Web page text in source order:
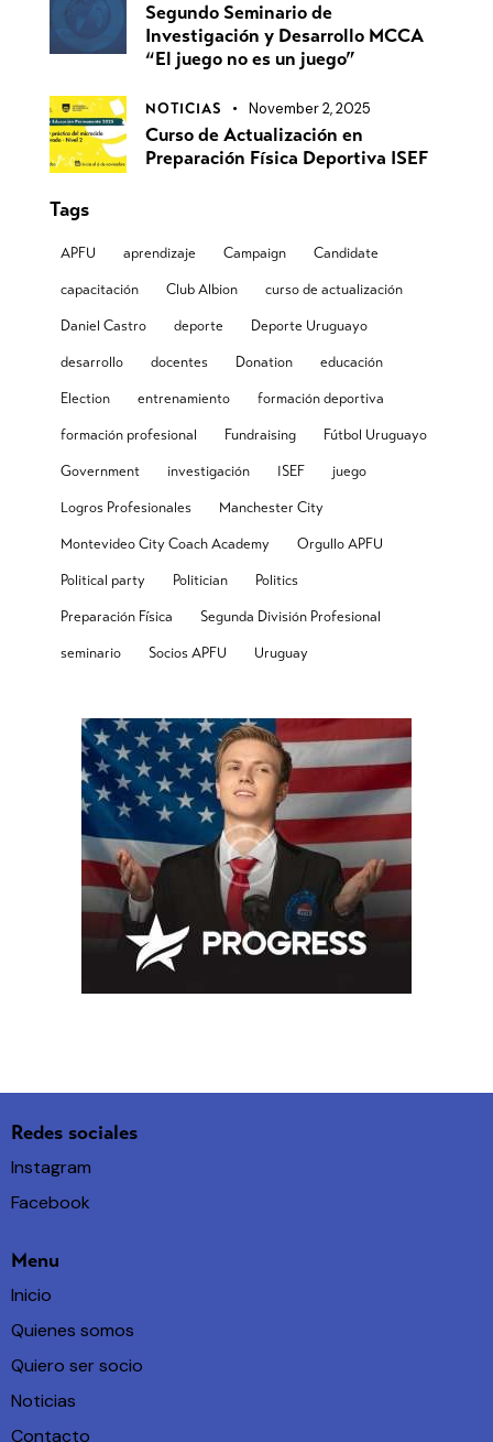
Segundo Seminario de
Investigación y Desarrollo MCCA
“El juego no es un juego”
NOTICIAS November 2, 2025
Curso de Actualización en
Preparación Física Deportiva ISEF
Tags
APFU aprendizaje Campaign Candidate
capacitación Club Albion curso de actualización
Daniel Castro deporte Deporte Uruguayo
desarrollo docentes Donation educación
Election entrenamiento formación deportiva
formación profesional Fundraising Fútbol Uruguayo
Government investigación ISEF juego
Logros Profesionales Manchester City
Montevideo City Coach Academy Orgullo APFU
Political party Politician Politics
Preparación Física Segunda División Profesional
seminario Socios APFU Uruguay
Redes sociales
Instagram
Facebook
Menu
Inicio
Quienes somos
Quiero ser socio
Noticias
Contacto